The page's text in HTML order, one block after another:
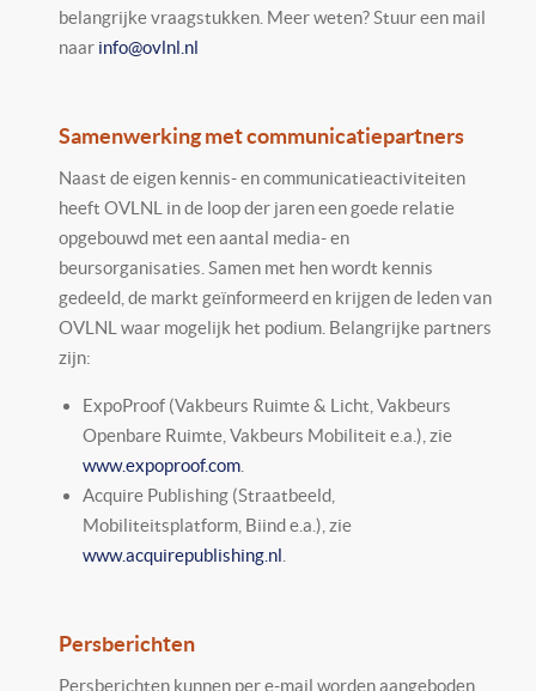
belangrijke vraagstukken. Meer weten? Stuur een mail
naar info@ovlnl.nl
Samenwerking met communicatiepartners
Naast de eigen kennis- en communicatieactiviteiten
heeft OVLNL in de loop der jaren een goede relatie
opgebouwd met een aantal media- en
beursorganisaties. Samen met hen wordt kennis
gedeeld, de markt geïnformeerd en krijgen de leden van
OVLNL waar mogelijk het podium. Belangrijke partners
zijn:
ExpoProof (Vakbeurs Ruimte & Licht, Vakbeurs
Openbare Ruimte, Vakbeurs Mobiliteit e.a.), zie
www.expoproof.com
Acquire Publishing (Straatbeeld,
Mobiliteitsplatform, Biind e.a.), zie
www.acquirepublishing.nl
Persberichten
Persberichten kunnen per e-mail worden aangeboden